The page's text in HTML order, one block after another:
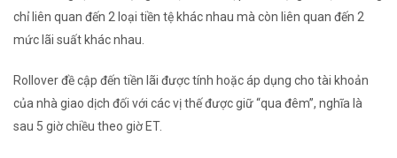
chỉ liên quan đến 2 loại tiền tệ khác nhau mà còn liên quan đến 2
mức lãi suất khác nhau.
Rollover đề cập đến tiền lãi được tính hoặc áp dụng cho tài khoản
của nhà giao dịch đối với các vị thế được giữ “qua đêm”, nghĩa là
sau 5 giờ chiều theo giờ ET.